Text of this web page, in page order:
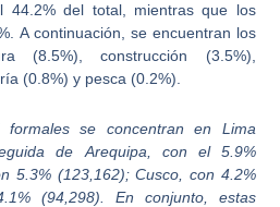
44.2% del total, mientras que los
A continuación, se encuentran los
(8.5%), construcción (3.5%),
(0.8%) y pesca (0.2%).
formales se concentran en Lima
de Arequipa , con el 5.9%
5.3% (123,162);Cusco , con 4.2%
(94,298). En conjunto, estas